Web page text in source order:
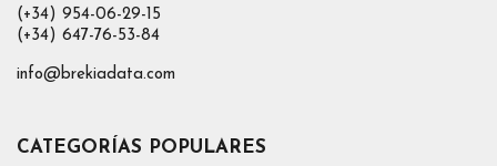
(+34) 954-06-29-15
(+34) 647-76-53-84
info@brekiadata.com
CATEGORÍAS POPULARES